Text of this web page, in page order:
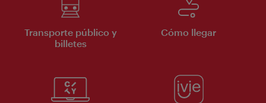
Transporte público y
billetes
Cómo llegar